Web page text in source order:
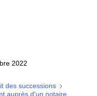
2022
des successions
auprès d'un notaire